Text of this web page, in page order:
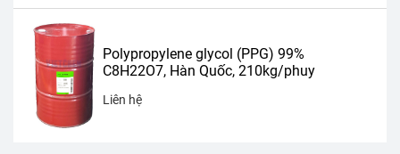
Polypropylene glycol (PPG) 99%
C8H22O7, Hàn Quốc, 210kg/phuy
Liên hệ